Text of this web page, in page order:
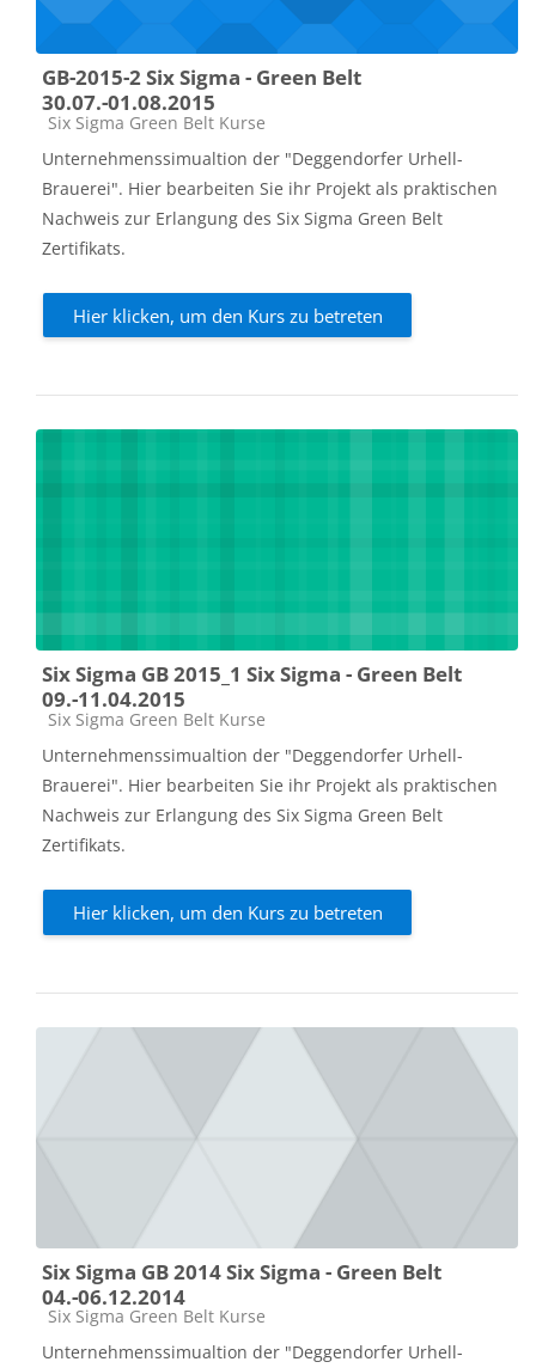
GB-2015-2 Six Sigma - Green Belt
30.07.-01.08.2015
Kursbereich
Six Sigma Green Belt Kurse
Unternehmenssimualtion der "Deggendorfer Urhell-
Brauerei". Hier bearbeiten Sie ihr Projekt als praktischen
Nachweis zur Erlangung des Six Sigma Green Belt
Zertifikats.
Hier klicken, um den Kurs zu betreten
Six Sigma GB 2015_1 Six Sigma - Green Belt
09.-11.04.2015
Kursbereich
Six Sigma Green Belt Kurse
Unternehmenssimualtion der "Deggendorfer Urhell-
Brauerei". Hier bearbeiten Sie ihr Projekt als praktischen
Nachweis zur Erlangung des Six Sigma Green Belt
Zertifikats.
Hier klicken, um den Kurs zu betreten
Six Sigma GB 2014 Six Sigma - Green Belt
04.-06.12.2014
Kursbereich
Six Sigma Green Belt Kurse
Unternehmenssimualtion der "Deggendorfer Urhell-